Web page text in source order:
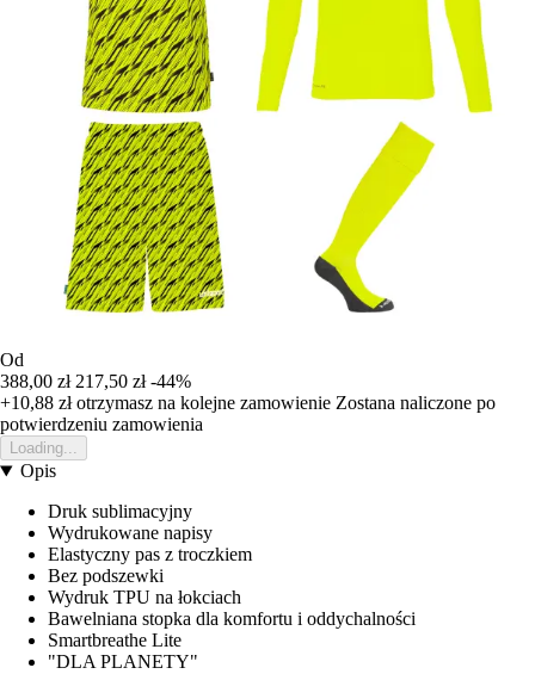
Od
388,00 zł 217,50 zł -44%
+10,88 złotrzymasz na kolejne zamowienie Zostana naliczone po
potwierdzeniu zamowienia
Loading...
Opis
Druk sublimacyjny
Wydrukowane napisy
Elastyczny pas z troczkiem
Bez podszewki
Wydruk TPU na łokciach
Bawelniana stopka dla komfortu i oddychalności
Smartbreathe Lite
"DLA PLANETY"